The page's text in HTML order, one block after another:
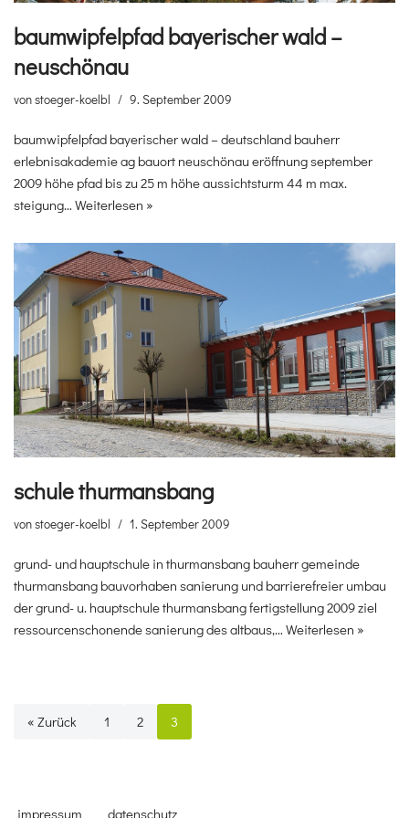
baumwipfelpfad bayerischer wald –
neuschönau
vonstoeger-koelbl 9. September 2009
baumwipfelpfad bayerischer wald – deutschland bauherr
erlebnisakademie ag bauort neuschönau eröffnung september
2009 höhe pfad bis zu 25 m höhe aussichtsturm 44 m max.
steigung… Weiterlesen »
schule thurmansbang
vonstoeger-koelbl 1. September 2009
grund- und hauptschule in thurmansbang bauherr gemeinde
thurmansbang bauvorhaben sanierung und barrierefreier umbau
der grund- u. hauptschule thurmansbang fertigstellung 2009 ziel
ressourcenschonende sanierung des altbaus,… Weiterlesen »
« Zurück 1 2 3
impressum datenschutz